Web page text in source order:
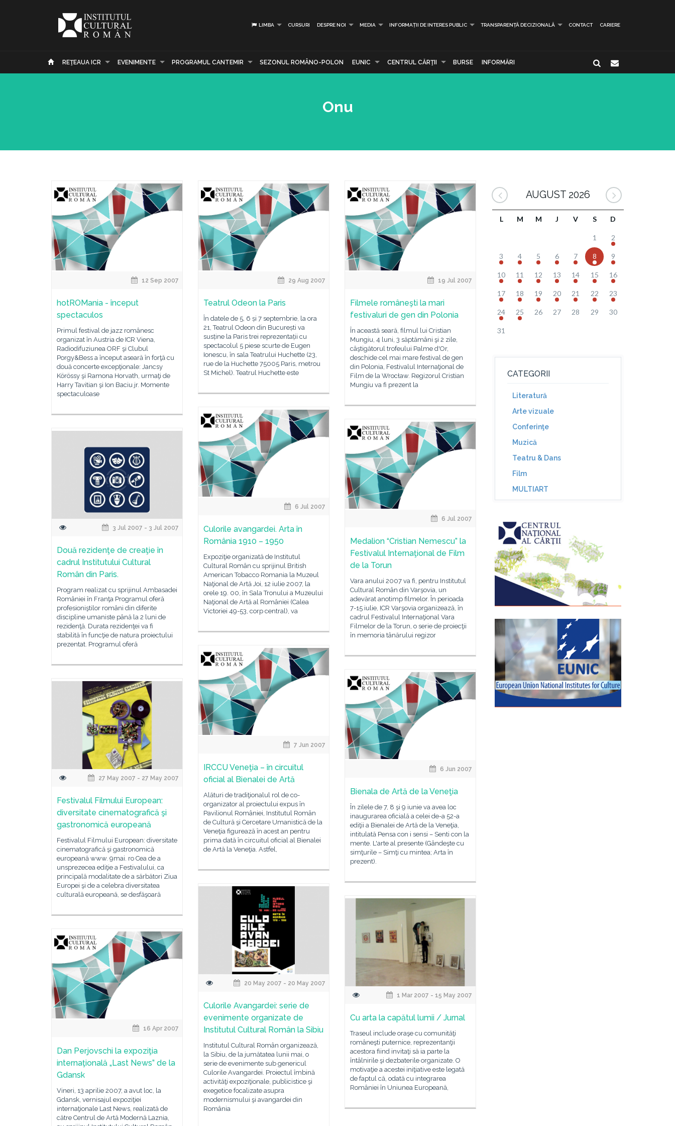
LIMBA CURSURI DESPRE NOI MEDIA INFORMAȚII DE INTERES PUBLIC TRANSPARENȚĂ DECIZIONALĂ CONTACT CARIERE
REŢEAUA ICR EVENIMENTE PROGRAMUL CANTEMIR SEZONUL ROMÂNO-POLON EUNIC CENTRUL CĂRŢII BURSE INFORMĂRI
Onu
12 Sep 2007
hotROMania - început
spectaculos
Primul festival de jazz românesc
organizat în Austria de ICR Viena,
Radiodifuziunea ORF şi Clubul
Porgy&Bess a început aseară în forţă cu
două concerte excepţionale: Jancsy
Körössy şi Ramona Horvath, urmaţi de
Harry Tavitian şi Ion Baciu jr. Momente
spectaculoase
29 Aug 2007
Teatrul Odeon la Paris
În datele de 5, 6 și 7 septembrie, la ora
21, Teatrul Odeon din București va
susține la Paris trei reprezentații cu
spectacolul 5 piese scurte de Eugen
Ionescu, în sala Teatrului Huchette (23,
rue de la Huchette 75005 Paris, metrou
St Michel). Teatrul Huchette este
19 Jul 2007
Filmele româneşti la mari
festivaluri de gen din Polonia
În această seară, filmul lui Cristian
Mungiu, 4 luni, 3 săptămâni şi 2 zile,
câştigătorul trofeului Palme d'Or,
deschide cel mai mare festival de gen
din Polonia, Festivalul Internaţional de
Film de la Wrocław. Regizorul Cristian
Mungiu va fi prezent la
6 Jul 2007
Culorile avangardei. Arta în
România 1910 – 1950
Expoziţie organizată de Institutul
Cultural Român cu sprijinul British
American Tobacco Romania la Muzeul
Naţional de Artă Joi, 12 iulie 2007, la
orele 19. 00, în Sala Tronului a Muzeului
Naţional de Artă al României (Calea
Victoriei 49-53, corp central), va
6 Jul 2007
Medalion “Cristian Nemescu” la
Festivalul Internaţional de Film
de la Torun
Vara anului 2007 va fi, pentru Institutul
Cultural Român din Varşovia, un
adevărat anotimp filmelor. În perioada
7-15 iulie, ICR Varşovia organizează, în
cadrul Festivalul Internaţional Vara
Filmelor de la Torun, o serie de proiecţii
în memoria tânărului regizor
3 Jul 2007 - 3 Jul 2007
Două rezidenţe de creaţie în
cadrul Institutului Cultural
Român din Paris.
Program realizat cu sprijinul Ambasadei
României în Franţa Programul oferă
profesioniştilor români din diferite
discipline umaniste până la 2 luni de
rezidenţă. Durata rezidenţei va fi
stabilită în funcţie de natura proiectului
prezentat. Programul oferă
7 Jun 2007
IRCCU Veneţia – în circuitul
oficial al Bienalei de Artă
Alături de tradiţionalul rol de co-
organizator al proiectului expus în
Pavilionul României, Institutul Român
de Cultură şi Cercetare Umanistică de la
Veneţia figurează în acest an pentru
prima dată în circuitul oficial al Bienalei
de Artă la Veneţia. Astfel,
6 Jun 2007
Bienala de Artă de la Veneţia
În zilele de 7, 8 şi 9 iunie va avea loc
inaugurarea oficială a celei de-a 52-a
ediţii a Bienalei de Artă de la Veneţia,
intitulată Pensa con i sensi – Senti con la
mente. L'arte al presente (Gândeşte cu
simţurile – Simţi cu mintea; Arta în
prezent).
27 May 2007 - 27 May 2007
Festivalul Filmului European:
diversitate cinematografică şi
gastronomică europeană
Festivalul Filmului European: diversitate
cinematografică şi gastronomică
europeană www. 9mai. ro Cea de a
unsprezecea ediţie a Festivalului, ca
principală modalitate de a sărbători Ziua
Europei şi de a celebra diversitatea
culturală europeană, se desfăşoară
20 May 2007 - 20 May 2007
Culorile Avangardei: serie de
evenimente organizate de
Institutul Cultural Român la Sibiu
Institutul Cultural Român organizează,
la Sibiu, de la jumătatea lunii mai, o
serie de evenimente sub genericul
Culorile Avangardei. Proiectul îmbină
activităţi expoziţionale, publicistice şi
exegetice focalizate asupra
modernismului şi avangardei din
România
1 Mar 2007 - 15 May 2007
Cu arta la capătul lumii / Jurnal
Traseul include oraşe cu comunităţi
româneşti puternice, reprezentanţii
acestora fiind invitaţi să ia parte la
întâlnirile şi dezbaterile organizate. O
motivaţie a acestei iniţiative este legată
de faptul că, odată cu integrarea
României în Uniunea Europeană,
16 Apr 2007
Dan Perjovschi la expoziţia
internaţională „Last News” de la
Gdansk
Vineri, 13 aprilie 2007, a avut loc, la
Gdansk, vernisajul expoziţiei
internaţionale Last News, realizată de
către Centrul de Artă Modernă Laznia,
AUGUST 2026
L M M J V S D
1 2
3 4 5 6 7 8 9
10 11 12 13 14 15 16
17 18 19 20 21 22 23
24 25 26 27 28 29 30
31
CATEGORII
Literatură
Arte vizuale
Conferinţe
Muzică
Teatru & Dans
Film
MULTIART